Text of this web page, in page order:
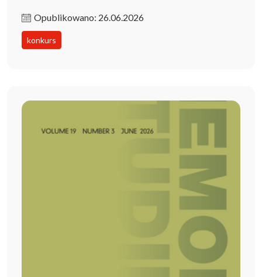
Opublikowano: 26.06.2026
konkurs